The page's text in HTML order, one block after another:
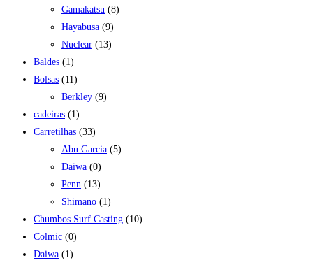
Gamakatsu (8)
Hayabusa (9)
Nuclear (13)
Baldes (1)
Bolsas (11)
Berkley (9)
cadeiras (1)
Carretilhas (33)
Abu Garcia (5)
Daiwa (0)
Penn (13)
Shimano (1)
Chumbos Surf Casting (10)
Colmic (0)
Daiwa (1)